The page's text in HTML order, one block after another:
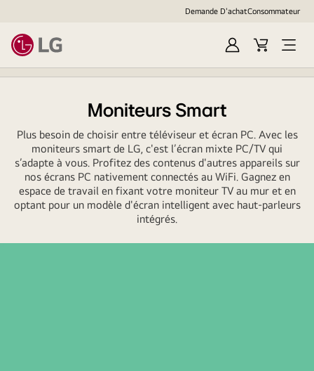
Demande D'achatConsommateur
Ouvrir
session
Cart
Open
Menu
Moniteurs Smart
Plus besoin de choisir entre téléviseur et écran PC. Avec les
moniteurs smart de LG, c'est l’écran mixte PC/TV qui
s’adapte à vous. Profitez des contenus d'autres appareils sur
nos écrans PC nativement connectés au WiFi. Gagnez en
espace de travail en fixant votre moniteur TV au mur et en
optant pour un modèle d'écran intelligent avec haut-parleurs
intégrés.